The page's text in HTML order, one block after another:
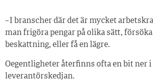
– I branscher där det är mycket
man frigöra pengar på olika sätt,
beskattning, eller få en lägre.
Oegentligheter återfinns ofta en bit ner i
leverantörskedjan.